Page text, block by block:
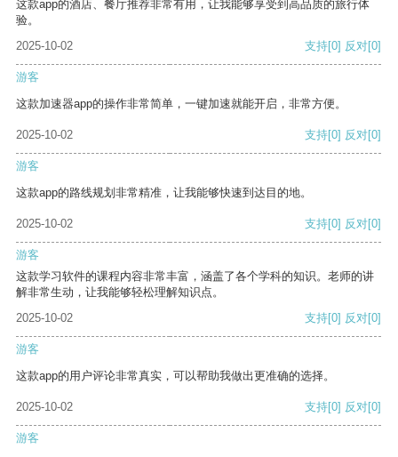
这款app的酒店、餐厅推荐非常有用，让我能够享受到高品质的旅行体
验。
2025-10-02
支持[0] 反对[0]
游客
这款加速器app的操作非常简单，一键加速就能开启，非常方便。
2025-10-02 支持[0] 反对[0]
游客
这款app的路线规划非常精准，让我能够快速到达目的地。
2025-10-02 支持[0] 反对[0]
游客
这款学习软件的课程内容非常丰富，涵盖了各个学科的知识。老师的讲
解非常生动，让我能够轻松理解知识点。
2025-10-02
支持[0] 反对[0]
游客
这款app的用户评论非常真实，可以帮助我做出更准确的选择。
2025-10-02 支持[0] 反对[0]
游客